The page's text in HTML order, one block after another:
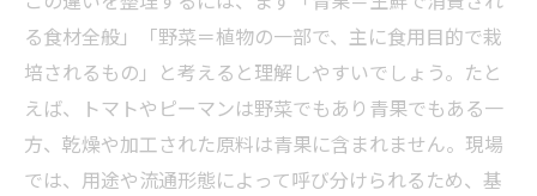
い
青果と野菜の線引きが変わる理由とは
スーパーでよく聞く青果とは何を指すのか
スーパーでの青果売り場の意味と役割
る食材全般」「野菜＝植物の一部で、主に食用目的で栽
培されるもの」と考えると理解しやすいでしょう。たと
えば、トマトやピーマンは野菜でもあり青果でもある一
方、乾燥や加工された原料は青果に含まれません。現場
では、用途や流通形態によって呼び分けられるため、基